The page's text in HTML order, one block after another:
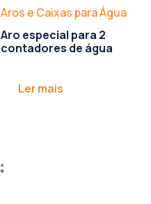
Aros e Caixas para Água
Aro especial para 2
contadores de água
Ler mais